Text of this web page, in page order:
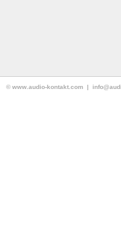
© www.audio-kontakt.com |